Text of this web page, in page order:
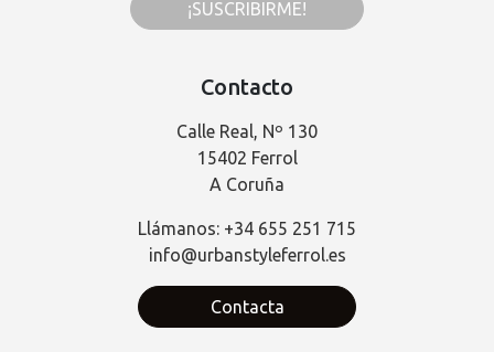
¡SUSCRIBIRME!
Contacto
Calle Real, Nº 130
15402 Ferrol
A Coruña
Llámanos: +34 655 251 715
info@urbanstyleferrol.es
Contacta